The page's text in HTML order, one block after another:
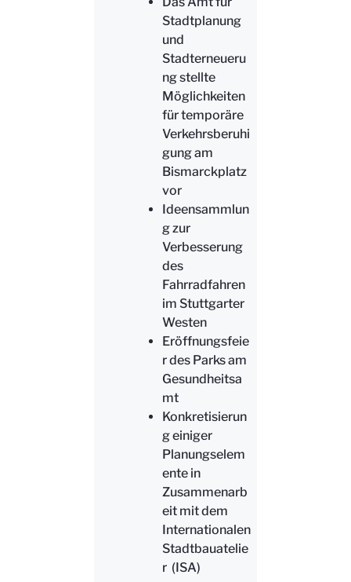
Stadtplanung
und
Stadterneueru
ng stellte
Möglichkeiten
für temporäre
Verkehrsberuhi
gung am
Bismarckplatz
vor
Ideensammlun
g zur
Verbesserung
des
Fahrradfahren
im Stuttgarter
Westen
Eröffnungsfeie
r des Parks am
Gesundheitsa
mt
Konkretisierun
g einiger
Planungselem
ente in
Zusammenarb
eit mit dem
Internationalen
Stadtbauatelie
r (ISA)